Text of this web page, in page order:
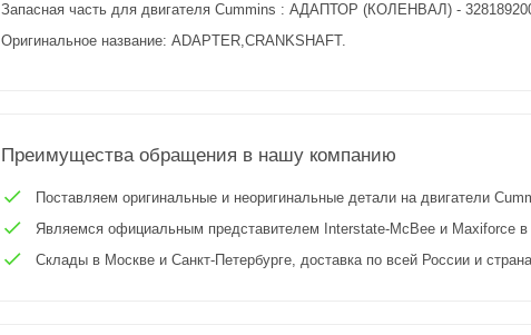
Запасная часть для двигателя Cummins : АДАПТОР (КОЛЕНВАЛ) -
Оригинальное название: ADAPTER,CRANKSHAFT.
Преимущества обращения в нашу компанию
Поставляем оригинальные и неоригинальные детали на двигатели
Являемся официальным представителем Interstate-McBee и Maxiforce в
Склады в Москве и Санкт-Петербурге, доставка по всей России и